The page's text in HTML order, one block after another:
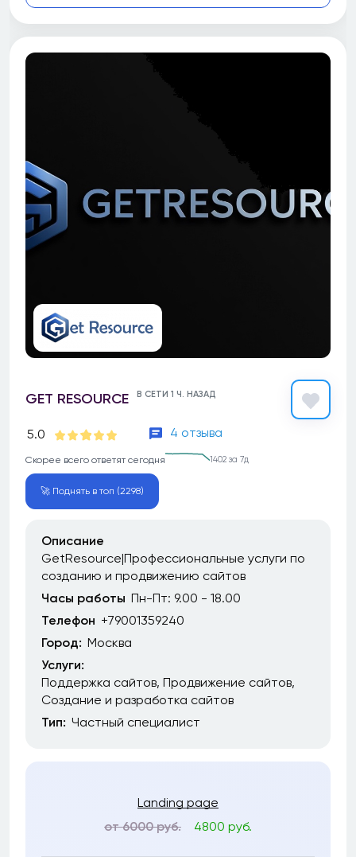
GET RESOURCE В СЕТИ 1 Ч. НАЗАД
5.0 4 отзыва
Скорее всего ответят сегодня 1402 за 7д
🚀 Поднять в топ (2298)
Описание
GetResource|Профессиональные услуги по
созданию и продвижению сайтов
Часы работы Пн-Пт: 9.00 - 18.00
Телефон +79001359240
Город: Москва
Услуги:
Поддержка сайтов Продвижение сайтов
Создание и разработка сайтов
Тип: Частный специалист
Landing page
от 6000 руб.
4800 руб.